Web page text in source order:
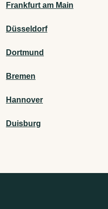
Frankfurt am Main
Düsseldorf
Dortmund
Bremen
Hannover
Duisburg